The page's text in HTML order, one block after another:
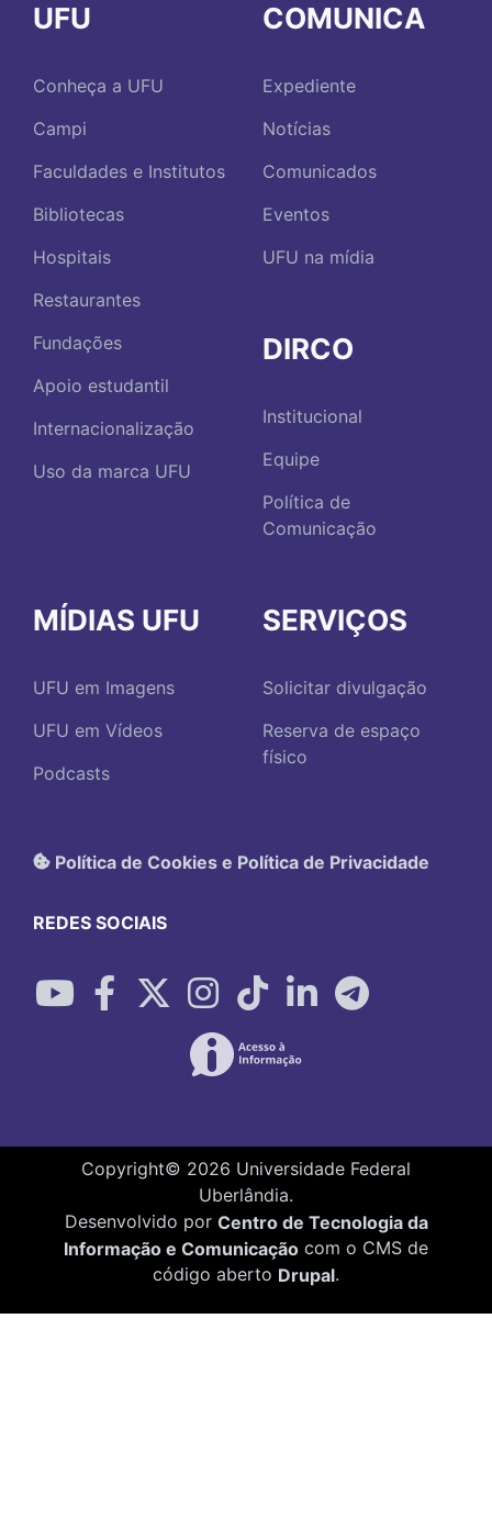
UFU
Conheça a UFU
Campi
Faculdades e Institutos
Bibliotecas
Hospitais
Restaurantes
Fundações
Apoio estudantil
Internacionalização
Uso da marca UFU
COMUNICA
Expediente
Notícias
Comunicados
Eventos
UFU na mídia
DIRCO
Institucional
Equipe
Política de
Comunicação
MÍDIAS UFU
UFU em Imagens
UFU em Vídeos
Podcasts
SERVIÇOS
Solicitar divulgação
Reserva de espaço
físico
Política de Cookies e Política de Privacidade
REDES SOCIAIS
Copyright© 2026 Universidade Federal
Uberlândia.
Desenvolvido por Centro de Tecnologia da
Informação e Comunicação com o CMS de
código aberto Drupal.